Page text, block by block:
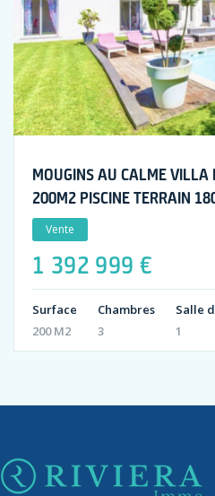
MOUGINS AU CALME
200M2 PISCINE TERRAIN
Vente
1 392 999 €
Surface
200 M2
Chambres
3
Salle
1